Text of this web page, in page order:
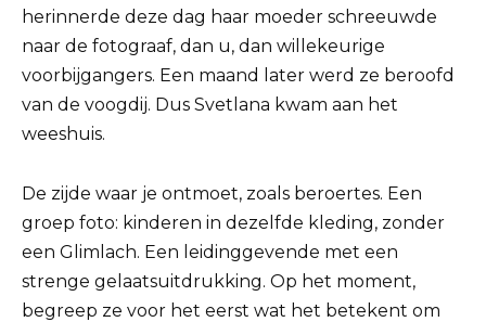
herinnerde deze dag haar moeder schreeuwde
naar de fotograaf, dan u, dan willekeurige
voorbijgangers. Een maand later werd ze beroofd
van de voogdij. Dus Svetlana kwam aan het
weeshuis.
De zijde waar je ontmoet, zoals beroertes. Een
groep foto: kinderen in dezelfde kleding, zonder
een Glimlach. Een leidinggevende met een
strenge gelaatsuitdrukking. Op het moment,
begreep ze voor het eerst wat het betekent om